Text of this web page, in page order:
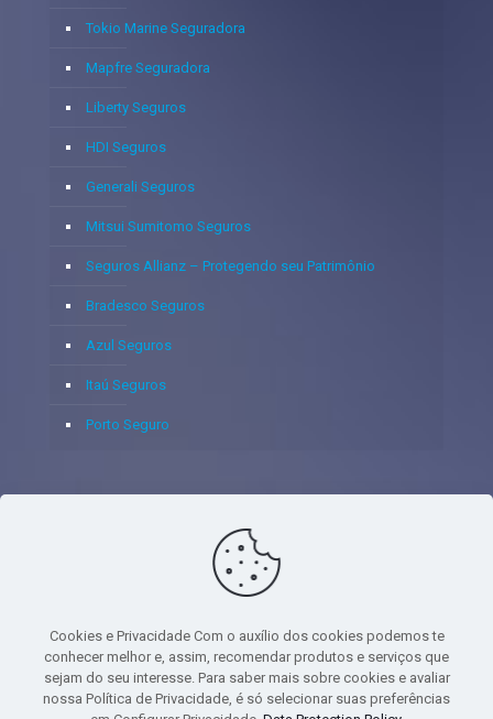
Tokio Marine Seguradora
Mapfre Seguradora
Liberty Seguros
HDI Seguros
Generali Seguros
Mitsui Sumitomo Seguros
Seguros Allianz – Protegendo seu Patrimônio
Bradesco Seguros
Azul Seguros
Itaú Seguros
Porto Seguro
© 2020 - Yoshie & Maia Corretora de Seguros Ltda - CNPJ:
05.459.716/0001-75 - SUSEP: 100637106 AV DOS
PAVIMENTO - CEP 06.020-012 - VILA YARA - OSASCO - UF SP -
TELEFONE - (11) 8251-9266
Cookies e Privacidade Com o auxílio dos cookies podemos te
conhecer melhor e, assim, recomendar produtos e serviços que
sejam do seu interesse. Para saber mais sobre cookies e avaliar
nossa Política de Privacidade, é só selecionar suas preferências